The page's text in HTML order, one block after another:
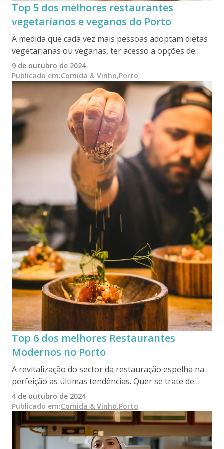
Top 5 dos melhores restaurantes
vegetarianos e veganos do Porto
À medida que cada vez mais pessoas adoptam dietas
vegetarianas ou veganas, ter acesso a opções de
refeições mais leves e saudáveis torna-se cada vez
mais importante. Quer já seja vegetariano, vegan ou
esteja apenas a explorar o estilo de vida, o Porto tem
uma variedade de restaurantes onde pode saborear
pratos saborosos, nutritivos e gratificantes. Vamos
dar uma olhadela a alguns dos locais que pode
9 de outubro de 2024
Publicado em:Comida & Vinho,Porto
Top 6 dos melhores Restaurantes
Modernos no Porto
A revitalização do sector da restauração espelha na
perfeição as últimas tendências. Quer se trate de
reutilizar edifícios abandonados ou de criar novos
espaços de vanguarda, todos os pormenores -
design, temas, iluminação e funcionalidade - nos
convidam a experimentar estes estabelecimentos
intrigantes que cativam e envolvem todos os nossos
4 de outubro de 2024
Publicado em:Comida & Vinho,Porto